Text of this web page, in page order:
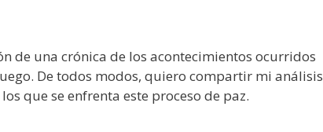
de una crónica de los acontecimientos ocurridos
De todos modos, quiero compartir mi análisis
que se enfrenta este proceso de paz.